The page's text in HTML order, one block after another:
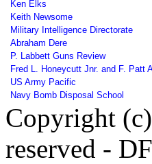
Ken Elks
Keith Newsome
Military Intelligence Directorate
Abraham Dere
P. Labbett Guns Review
Fred L. Honeycutt Jnr. and F. Patt
US Army Pacific
Navy Bomb Disposal School
Copyright
reserved -